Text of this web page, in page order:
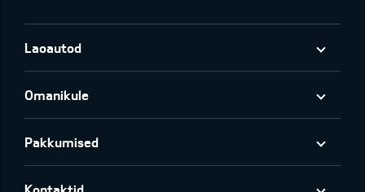
Laoautod
Omanikule
Pakkumised